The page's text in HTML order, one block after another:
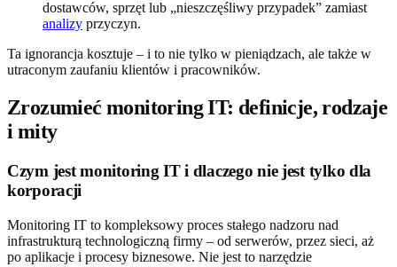
dostawców, sprzęt lub „nieszczęśliwy przypadek” zamiast
analizy przyczyn.
Ta ignorancja kosztuje – i to nie tylko w pieniądzach, ale także w
utraconym zaufaniu klientów i pracowników.
Zrozumieć monitoring IT: definicje, rodzaje
i mity
Czym jest monitoring IT i dlaczego nie jest tylko dla
korporacji
Monitoring IT to kompleksowy proces stałego nadzoru nad
infrastrukturą technologiczną firmy – od serwerów, przez sieci, aż
po aplikacje i procesy biznesowe. Nie jest to narzędzie